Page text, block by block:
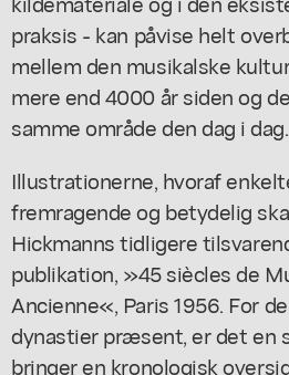
praksis - kan påvise helt
mellem den musikalske
mere end 4000 år siden og
samme område den dag i dag.
Illustrationerne, hvoraf
fremragende og betydelig
Hickmanns tidligere
publikation, »45 siècles de
Ancienne«, Paris 1956. For
dynastier præsent, er det en
bringer en kronologisk